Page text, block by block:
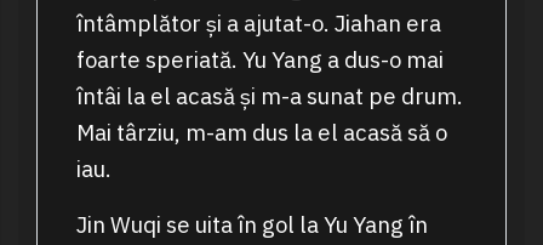
întâmplător și a ajutat-o. Jiahan era
foarte speriată. Yu Yang a dus-o mai
întâi la el acasă și m-a sunat pe drum.
Mai târziu, m-am dus la el acasă să o
iau.
Jin Wuqi se uita în gol la Yu Yang în